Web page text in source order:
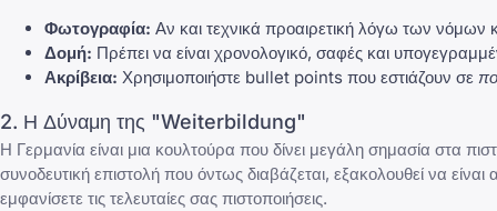
Φωτογραφία: Αν και τεχνικά προαιρετική λόγω των
Δομή: Πρέπει να είναι χρονολογικό, σαφές και
Ακρίβεια: Χρησιμοποιήστε bullet points που εστιάζουν σε
2. Η Δύναμη της "Weiterbildung"
Η Γερμανία είναι μια κουλτούρα που δίνει μεγάλη σημασία στα
συνοδευτική επιστολή που όντως διαβάζεται, εξακολουθεί να
εμφανίσετε τις τελευταίες σας πιστοποιήσεις.